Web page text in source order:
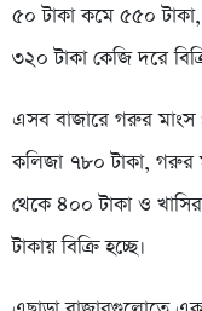
৫০ টাকা কমে ৫৫০
৩২০ টাকা কেজি দরে
এসব বাজারে গরুর
কলিজা ৭৮০ টাকা, গরুর
থেকে ৪০০ টাকা ও
টাকায় বিক্রি হচ্ছে।